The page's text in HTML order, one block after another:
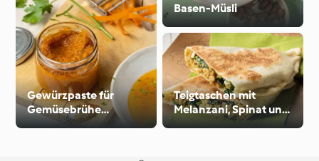
Gewürzpaste für
Gemüsebrühe
(histaminfreundlich)
Basen-Müsli
Teigtaschen mit
Melanzani, Spinat und
Feta